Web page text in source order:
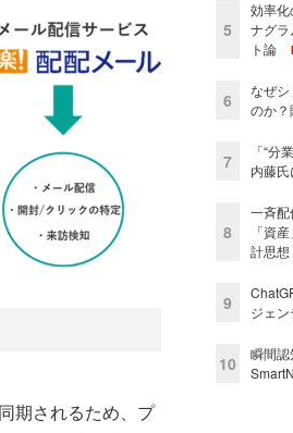
期されるため、プ
5
効率
ナグ
ト論
6
なぜ
のか
7
「“
内藤
8
一斉
「資
計思想
9
ジェ
10
瞬間